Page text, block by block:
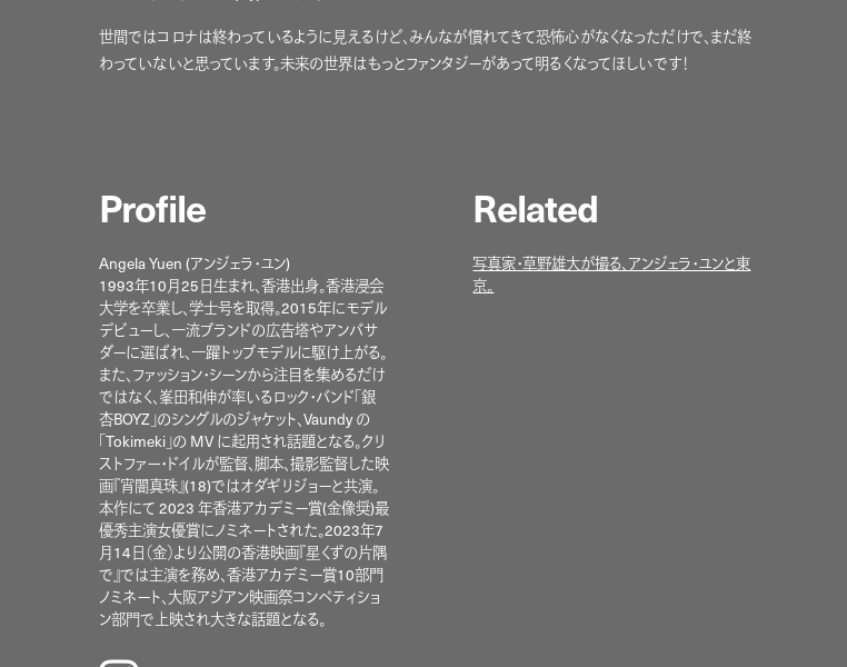
世間ではコロナは終わっているように見えるけど、みんなが慣れてきて恐怖心がなくなっただけで、まだ終
わっていないと思っています。未来の世界はもっとファンタジーがあって明るくなってほしいです！
Profile
Angela Yuen (アンジェラ・ユン)
1993年10月25日生まれ、香港出身。香港浸会
大学を卒業し、学士号を取得。2015年にモデル
デビューし、一流ブランドの広告塔やアンバサ
ダーに選ばれ、一躍トップモデルに駆け上がる。
また、ファッション・シーンから注目を集めるだけ
ではなく、峯田和伸が率いるロック・バンド「銀
杏BOYZ」のシングルのジャケット、Vaundy の
「Tokimeki」の MV に起用され話題となる。クリ
ストファー・ドイルが監督、脚本、撮影監督した映
画『宵闇真珠』(18)ではオダギリジョーと共演。
本作にて 2023 年香港アカデミー賞(金像奨)最
優秀主演女優賞にノミネートされた。2023年7
月14日（金）より公開の香港映画『星くずの片隅
で』では主演を務め、香港アカデミー賞10部門
ノミネート、大阪アジアン映画祭コンペティショ
ン部門で上映され大きな話題となる。
Related
写真家・草野雄大が撮る、アンジェラ・ユンと東
京。